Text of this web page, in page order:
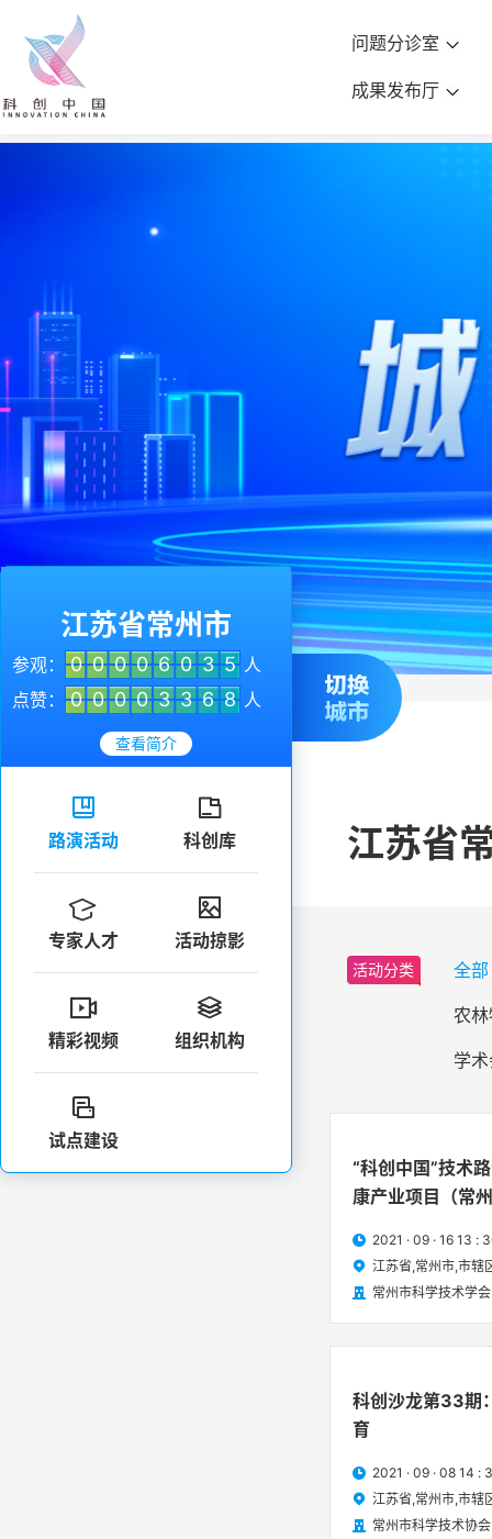
问题分诊室
成果发布厅
江苏省
江苏省常州市
参观： 0 0 0 0 6 0 3 5 人
点赞：
0 0 0 0 3 3 6 8 人
查看简介

路演活动

科创库

专家人才

活动掠影

精彩视频

组织机构

试点建设
活动分类 全部
农
学
“科创中国”技术
康产业项目（常
技研讨会
 2021 · 09 · 16
 江苏省,常州市,市辖
 常州市科学技术学会
科创沙龙第33期
育
 2021 · 09 · 08
 江苏省,常州市,市辖
 常州市科学技术协会